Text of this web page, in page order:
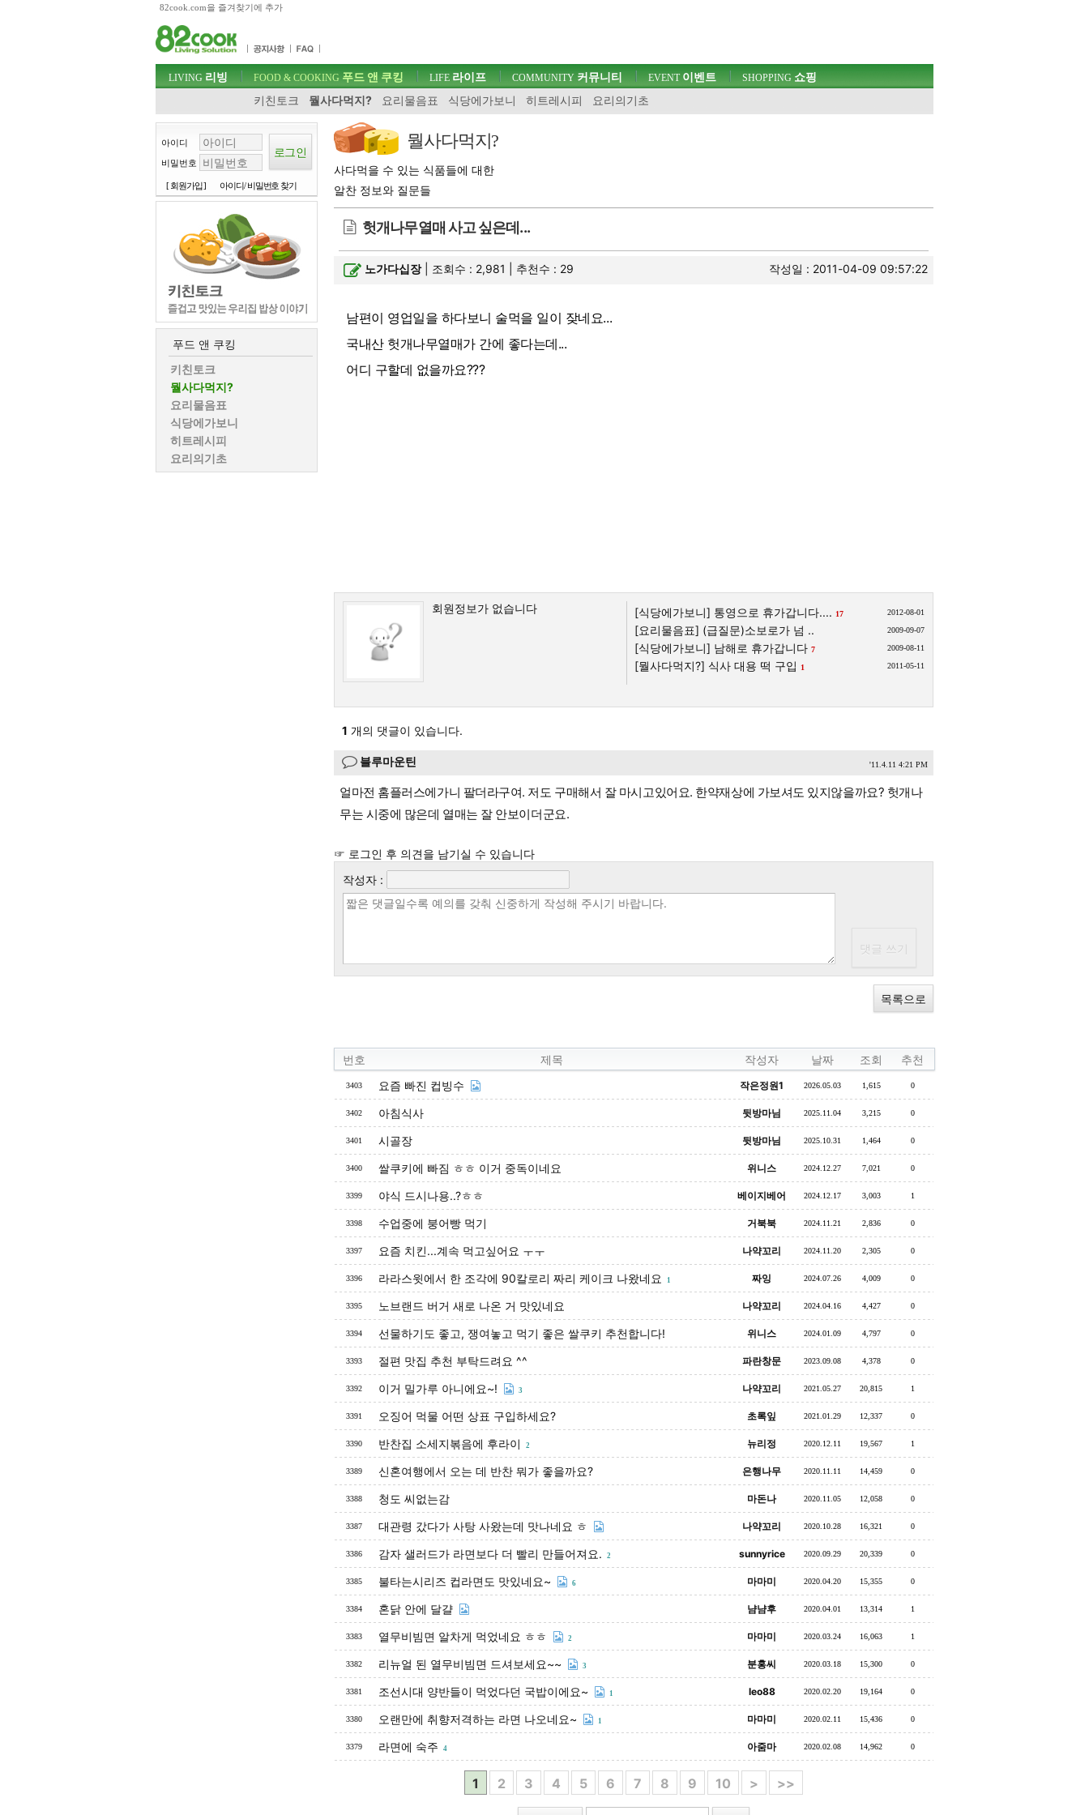
82cook.com을 즐겨찾기에 추가
주메뉴 바로가기
컨텐츠 바로가기
검색 바로가기
로그인 바로가기
주메뉴
LIVING 리빙 FOOD & COOKING 푸드 앤 쿠킹
키친토크
뭘사다먹지? 요리물음표 식당에가보니 히트레시피 요리의기초
LIFE 라이프 COMMUNITY 커뮤니티 EVENT이벤트 SHOPPING 쇼핑
아이디
비밀번호
[ 회원가입 ] 아이디/ 비밀번호 찾기
푸드 앤 쿠킹
키친토크
뭘사다먹지?
요리물음표
식당에가보니
히트레시피
요리의기초
뭘사다먹지?
사다먹을 수 있는 식품들에 대한
알찬 정보와 질문들
헛개나무열매 사고 싶은데...
노가다십장| 조회수 : 2,981 | 추천수 : 29 작성일 : 2011-04-09 09:57:22
남편이 영업일을 하다보니 술먹을 일이 잦네요...
국내산 헛개나무열매가 간에 좋다는데...
어디 구할데 없을까요???
회원정보가 없습니다 [식당에가보니] 통영으로 휴가갑니다.... 17 2012-08-01
[요리물음표] (급질문)소보로가 넘 .. 2009-09-07
[식당에가보니] 남해로 휴가갑니다 7 2009-08-11
[뭘사다먹지?] 식사 대용 떡 구입 1 2011-05-11
1 개의 댓글이 있습니다.
블루마운틴 '11.4.11 4:21 PM
얼마전 홈플러스에가니 팔더라구여. 저도 구매해서 잘 마시고있어요. 한약재상에 가보셔도 있지않을까요? 헛개나
무는 시중에 많은데 열매는 잘 안보이더군요.
☞ 로그인 후 의견을 남기실 수 있습니다
작성자 :
목록으로
번호 제목 작성자 날짜 조회 추천
3403 요즘 빠진 컵빙수 작은정원1 2026.05.03 1,615 0
3402 아침식사 뒷방마님 2025.11.04 3,215 0
3401 시골장 뒷방마님 2025.10.31 1,464 0
3400 쌀쿠키에 빠짐 ㅎㅎ 이거 중독이네요 위니스 2024.12.27 7,021 0
3399 야식 드시나용..?ㅎㅎ 베이지베어 2024.12.17 3,003 1
3398 수업중에 붕어빵 먹기 거북북 2024.11.21 2,836 0
3397 요즘 치킨...계속 먹고싶어요 ㅜㅜ 나약꼬리 2024.11.20 2,305 0
3396 라라스윗에서 한 조각에 90칼로리 짜리 케이크 나왔네요 1 짜잉 2024.07.26 4,009 0
3395 노브랜드 버거 새로 나온 거 맛있네요 나약꼬리 2024.04.16 4,427 0
3394 선물하기도 좋고, 쟁여놓고 먹기 좋은 쌀쿠키 추천합니다! 위니스 2024.01.09 4,797 0
3393 절편 맛집 추천 부탁드려요 ^^ 파란창문 2023.09.08 4,378 0
3392 이거 밀가루 아니에요~! 3 나약꼬리 2021.05.27 20,815 1
3391 오징어 먹물 어떤 상표 구입하세요? 초록잎 2021.01.29 12,337 0
3390 반찬집 소세지볶음에 후라이 2 뉴리정 2020.12.11 19,567 1
3389 신혼여행에서 오는 데 반찬 뭐가 좋을까요? 은행나무 2020.11.11 14,459 0
3388 청도 씨없는감 마돈나 2020.11.05 12,058 0
3387 대관령 갔다가 사탕 사왔는데 맛나네요 ㅎ 나약꼬리 2020.10.28 16,321 0
3386 감자 샐러드가 라면보다 더 빨리 만들어져요. 2 sunnyrice 2020.09.29 20,339 0
3385 불타는시리즈 컵라면도 맛있네요~ 6 마마미 2020.04.20 15,355 0
3384 혼닭 안에 달걀 냠냠후 2020.04.01 13,314 1
3383 열무비빔면 알차게 먹었네요 ㅎㅎ 2 마마미 2020.03.24 16,063 1
3382 리뉴얼 된 열무비빔면 드셔보세요~~ 3 분홍씨 2020.03.18 15,300 0
3381 조선시대 양반들이 먹었다던 국밥이에요~ 1 leo88 2020.02.20 19,164 0
3380 오랜만에 취향저격하는 라면 나오네요~ 1 마마미 2020.02.11 15,436 0
3379 라면에 숙주 4 아줌마 2020.02.08 14,962 0
1 2 3 4 5 6 7 8 9 10 > >>